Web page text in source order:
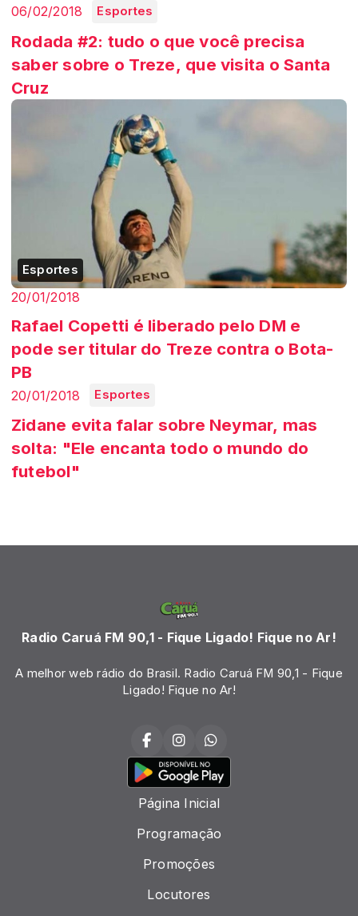
Esportes
06/02/2018
Rodada #2: tudo o que você precisa
saber sobre o Treze, que visita o Santa
Cruz
Esportes
20/01/2018
Rafael Copetti é liberado pelo DM e
pode ser titular do Treze contra o Bota-
PB
Esportes
20/01/2018
Zidane evita falar sobre Neymar, mas
solta: "Ele encanta todo o mundo do
futebol"
Radio Caruá FM 90,1 - Fique Ligado! Fique no Ar!
A melhor web rádio do Brasil. Radio Caruá FM 90,1 - Fique
Ligado! Fique no Ar!
Página Inicial
Programação
Promoções
Locutores